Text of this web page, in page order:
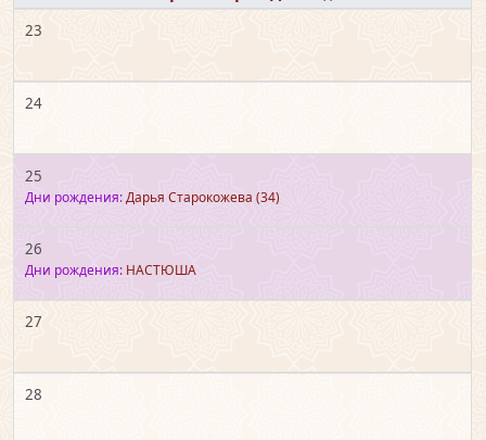
23
24
25
Дни рождения:Дарья Старокожева (34)
26
Дни рождения: НАСТЮША
27
28